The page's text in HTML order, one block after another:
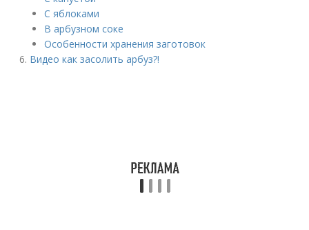
С яблоками
В арбузном соке
Особенности хранения заготовок
Видео как засолить арбуз?!